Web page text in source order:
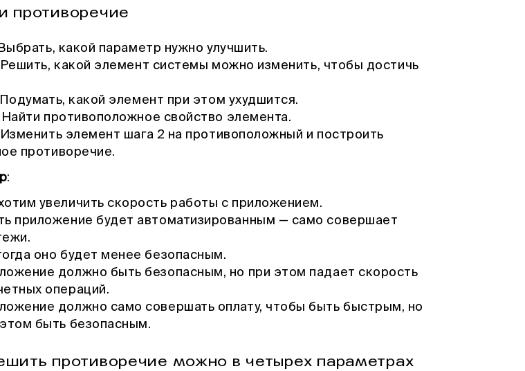
противоречие
какой параметр нужно улучшить.
какой элемент системы можно изменить, чтобы достичь
какой элемент при этом ухудшится.
противоположное свойство элемента.
элемент шага 2 на противоположный и построить
противоречие.
:
увеличить скорость работы с приложением.
приложение будет автоматизированным — само совершает
оно будет менее безопасным.
должно быть безопасным, но при этом падает скорость
операций.
должно само совершать оплату, чтобы быть быстрым, но
быть безопасным.
противоречие можно в четырех параметрах